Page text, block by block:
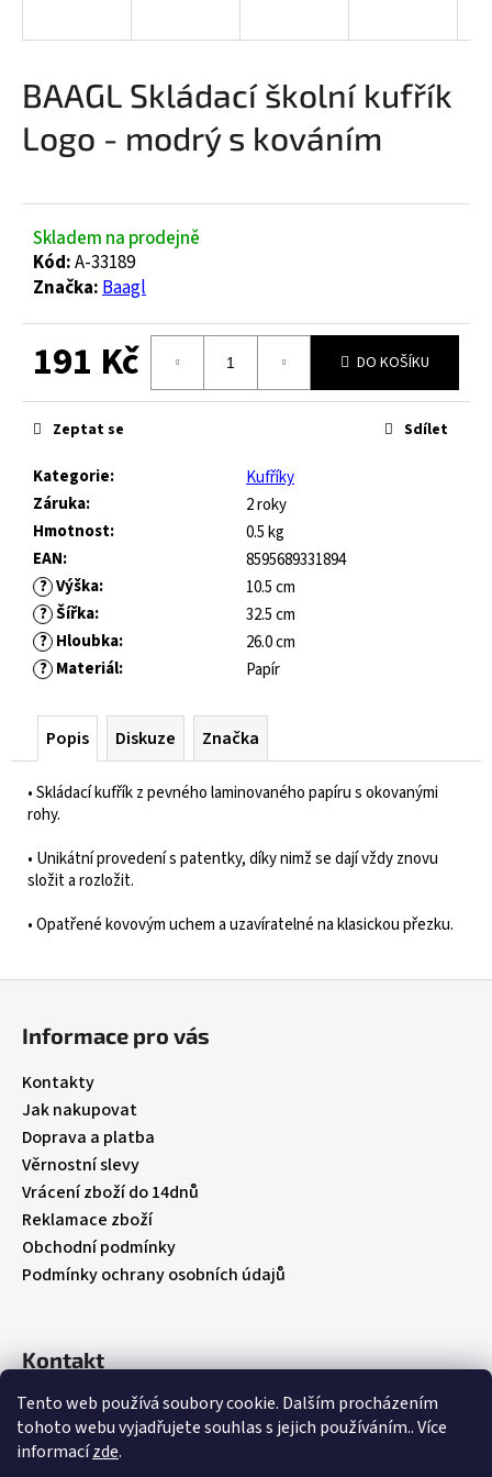
Tento web používá soubory cookie. Dalším procházením
tohoto webu vyjadřujete souhlas s jejich používáním.. Více
informacízde.
BAAGL Skládací školní kufřík
Logo - modrý s kováním
Skladem na prodejně
Kód:A-33189
Značka:Baagl
191 Kč
Měrná
DO KOŠÍKU
Kategorie:
Kufříky
Záruka:
2 roky
Hmotnost:
0.5 kg
EAN:
8595689331894
? Výška:
10.5 cm
? Šířka:
32.5 cm
? Hloubka:
26.0 cm
? Materiál: Papír
Zeptat se Sdílet
Popis Diskuze Značka
• Skládací kufřík z pevného laminovaného papíru s okovanými
rohy.
• Unikátní provedení s patentky, díky nimž se dají vždy znovu
složit a rozložit.
• Opatřené kovovým uchem a uzavíratelné na klasickou přezku.
í
t
?
HLEDAT
D
p
o
u
u
m
e
FRODDO
FLASH
BLUE
445
Kč
Původně:
1
Kč
Informace pro vás
Kontakty
Jak nakupovat
Doprava a platba
Věrnostní slevy
Vrácení zboží do 14dnů
Reklamace zboží
Obchodní podmínky
Podmínky ochrany osobních údajů
Kontakt
info@ babybebare.cz
Facebook
babybebare